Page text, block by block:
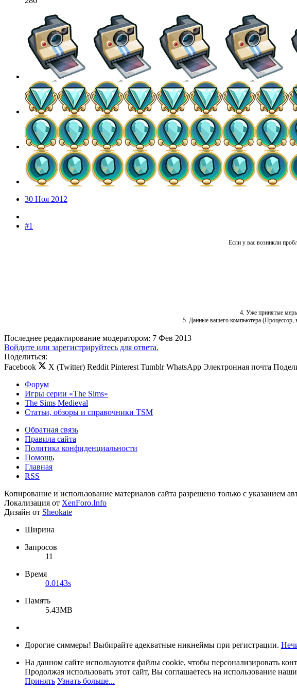
30 Ноя 2012
#1
Если у вас возникли
4. Уже принятые
5. Данные вашего компьютера (Процессор,
Последнее редактирование модератором: 7 Фев 2013
Войдите или зарегистрируйтесь для ответа.
Поделиться:
Facebook
X (Twitter) Reddit Pinterest Tumblr WhatsApp Электронная почта
Форум
Игры серии «The Sims»
The Sims Medieval
Статьи, обзоры и справочники TSM
Обратная связь
Правила сайта
Политика конфиденциальности
Помощь
Главная
RSS
Копирование и использование материалов сайта разрешено только с
Локализация от XenForo.Info
Дизайн от Sheokate
Ширина
Запросов
11
Время
0.0143s
Память
5.43MB
Дорогие симмеры! Выбирайте адекватные никнеймы при регистрации.
На данном сайте используются файлы cookie, чтобы персонализировать
Продолжая использовать этот сайт, Вы соглашаетесь на использование
Принять Узнать больше...